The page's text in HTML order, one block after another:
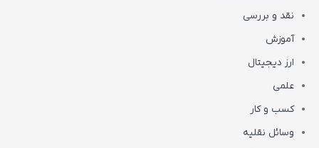
نقد و بررسی
آموزش
ارز دیجیتال
علمی
کسب و کار
وسائل نقلیه